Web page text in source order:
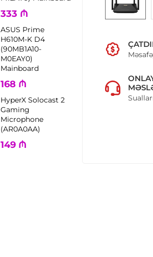
333 ₼
ASUS Prime
H610M-K D4
(90MB1A10-
M0EAY0)
Mainboard
168 ₼
HyperX Solocast 2
Gaming
Microphone
(AR0A0AA)
149 ₼